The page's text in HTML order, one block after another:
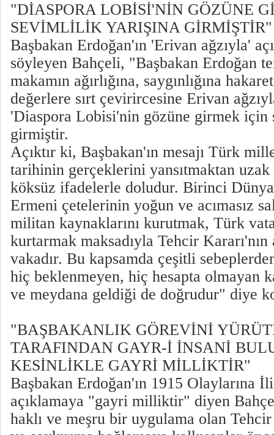
"DİASPORA LOBİSİ'NİN GÖZÜNE
SEVİMLİLİK YARIŞINA GİRMİŞTİR"
Başbakan Erdoğan'ın 'Erivan ağzıyla'
söyleyen Bahçeli, "Başbakan Erdoğan
makamın ağırlığına, saygınlığına
değerlere sırt çevirircesine Erivan
'Diaspora Lobisi'nin gözüne girmek için
girmiştir.
Açıktır ki, Başbakan'ın mesajı Türk
tarihinin gerçeklerini yansıtmaktan
köksüz ifadelerle doludur. Birinci Dünya
Ermeni çetelerinin yoğun ve acımasız
militan kaynaklarını kurutmak, Türk
kurtarmak maksadıyla Tehcir Kararı'nın
vakadır. Bu kapsamda çeşitli
hiç beklenmeyen, hiç hesapta olmayan
ve meydana geldiği de doğrudur" diye
"BAŞBAKANLIK GÖREVİNİ
TARAFINDAN GAYR-İ İNSANİ
KESİNLİKLE GAYRİ MİLLİKTİR"
Başbakan Erdoğan'ın 1915 Olaylarına
açıklamaya "gayri milliktir" diyen
haklı ve meşru bir uygulama olan